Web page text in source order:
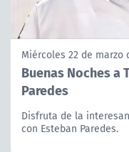
Miércoles 22 de marzo
Buenas Noches a
Paredes
Disfruta de la
con Esteban Paredes.